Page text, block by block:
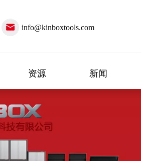
info@kinboxtools.com
资源 新闻